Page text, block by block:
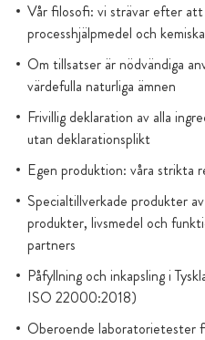
Vår filosofi: vi strävar efter att
processhjälpmedel och
Om tillsatser är nödvändiga
värdefulla naturliga ämnen
Frivillig deklaration av alla
utan deklarationsplikt
Egen produktion: våra strikta
Specialtillverkade produkter
produkter, livsmedel och
partners
Påfyllning och inkapsling i
ISO 22000:2018)
Oberoende laboratorietester